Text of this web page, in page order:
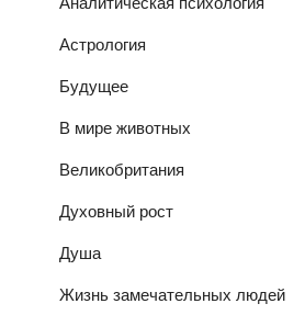
Астрология
Будущее
В мире животных
Великобритания
Духовный рост
Душа
Жизнь замечательных людей